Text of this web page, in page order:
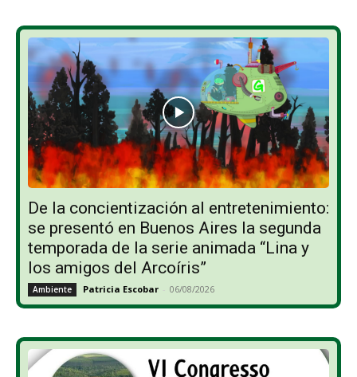
De la concientización al entretenimiento:
se presentó en Buenos Aires la segunda
temporada de la serie animada “Lina y
los amigos del Arcoíris”
Ambiente Patricia Escobar - 06/08/2026